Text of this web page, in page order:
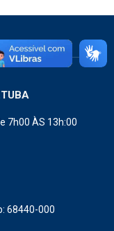
7h00 ÀS 13h:00
68440-000